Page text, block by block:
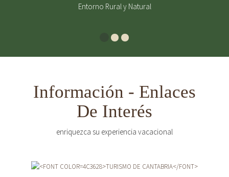
Entorno Rural y Natural
Información - Enlaces
De Interés
enriquezca su experiencia vacacional